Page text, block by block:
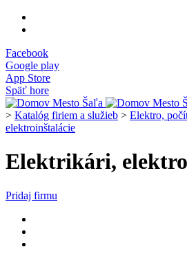
Facebook
Google play
App Store
Späť hore
> Katalóg firiem a služieb > Elektro,
elektroinštalácie
Elektrikári,
Pridaj firmu